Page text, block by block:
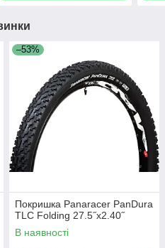
–53%
Покришка Panaracer PanDura
TLC Folding 27.5˝x2.40˝
В наявності